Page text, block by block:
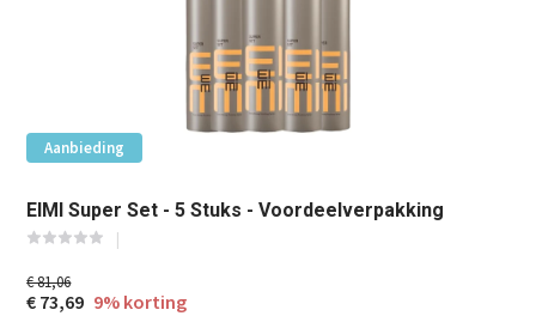
Aanbieding
EIMI Super Set - 5 Stuks - Voordeelverpakking
€ 81,06
€ 73,69 9% korting